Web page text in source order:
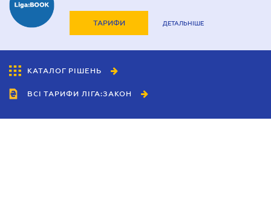
ТАРИФИ ДЕТАЛЬНІШЕ
КАТАЛОГ РІШЕНЬ
ВСІ ТАРИФИ ЛІГА:ЗАКОН